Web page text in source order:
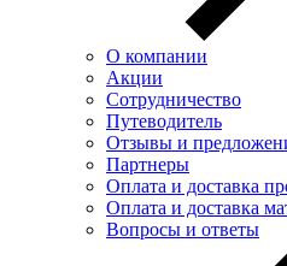
О компании
Акции
Сотрудничество
Путеводитель
Отзывы и
Партнеры
Оплата и доставка
Оплата и доставка
Вопросы и ответы